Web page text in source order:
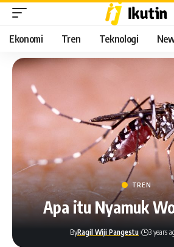
Ekonomi Tren Teknologi
TREN
Apa itu Nyamuk
ByRagil Wiji Pangestu 3 years